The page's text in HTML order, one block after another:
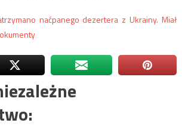
naćpanego dezertera z Ukrainy. Miał